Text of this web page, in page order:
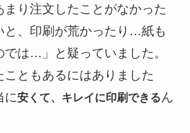
まり注文したことがなかった
と、印刷が荒かったり…紙も
は…」と疑っていました。
ともあるにはありました
に安くて、キレイに印刷できるん